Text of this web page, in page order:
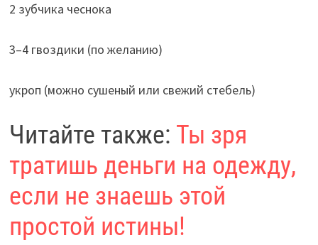
2 зубчика чеснока
3–4 гвоздики (по желанию)
укроп (можно сушеный или свежий стебель)
Читайте также: Ты зря
тратишь деньги на одежду,
если не знаешь этой
простой истины!